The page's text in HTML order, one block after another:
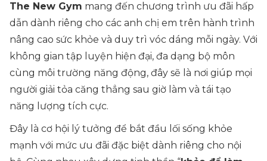
The New Gym mang đến chương trình ưu đãi hấp
dẫn dành riêng cho các anh chị em trên hành trình
nâng cao sức khỏe và duy trì vóc dáng mỗi ngày. Với
không gian tập luyện hiện đại, đa dạng bộ môn
cùng môi trường năng động, đây sẽ là nơi giúp mọi
người giải tỏa căng thẳng sau giờ làm và tái tạo
năng lượng tích cực.
Đây là cơ hội lý tưởng để bắt đầu lối sống khỏe
mạnh với mức ưu đãi đặc biệt dành riêng cho nội